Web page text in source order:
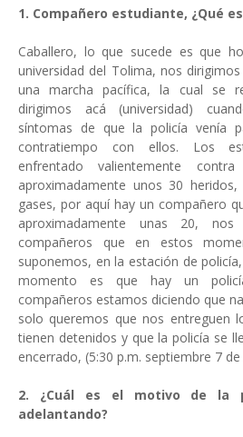
1. Compañero estudiante, ¿Qué
Caballero, lo que sucede es que
universidad del Tolima, nos
una marcha pacífica, la cual se
dirigimos acá (universidad)
síntomas de que la policía venía
contratiempo con ellos. Los
enfrentado valientemente
aproximadamente unos 30
gases, por aquí hay un compañero
aproximadamente unas 20,
compañeros que en estos
suponemos, en la estación de
momento es que hay un
compañeros estamos diciendo que
solo queremos que nos entreguen
tienen detenidos y que la policía se
encerrado, (5:30 p.m. septiembre 7
2. ¿Cuál es el motivo de la
adelantando?